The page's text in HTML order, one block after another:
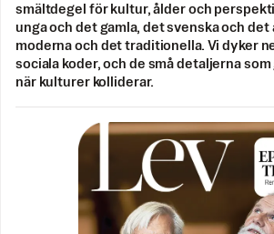
smältdegel för kultur, ålder och
unga och det gamla, det svenska och det
moderna och det traditionella. Vi dyker
sociala koder, och de små detaljerna
när kulturer kolliderar.